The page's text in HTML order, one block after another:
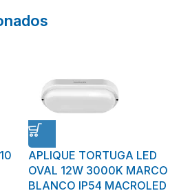
APLIQUE TORTUGA LED
OVAL 12W 3000K MARCO
BLANCO IP54 MACROLED